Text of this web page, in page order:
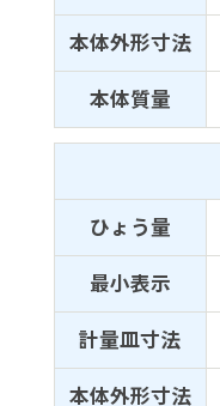
本体外形寸法
本体質量
ひょう量
最小表示
計量皿寸法
本体外形寸法